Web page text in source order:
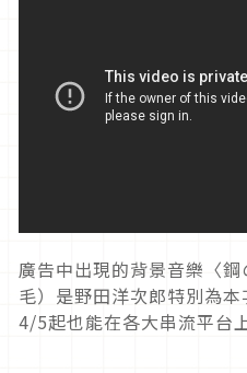
廣告中出現的背景音樂〈
毛）是野田洋次郎特別為
4/5起也能在各大串流平台